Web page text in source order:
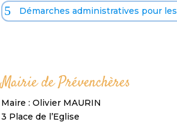
Démarches administratives pour
Mairie de Prévenchères
Maire : Olivier MAURIN
3 Place de l’Eglise